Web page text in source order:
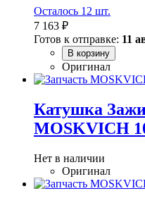
Осталось 12 шт.
7 163 ₽
Готов к отправке: 11
В корзину
Оригинал
Катушка
MOSKVICH
Нет в наличии
Оригинал